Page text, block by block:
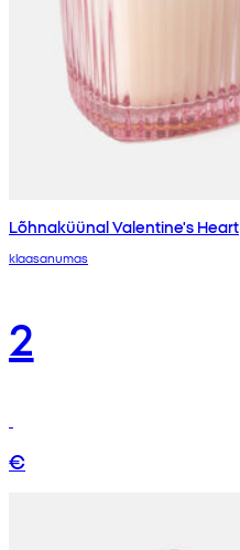
Lõhnaküünal Valentine's Heart
klaasanumas
2
€